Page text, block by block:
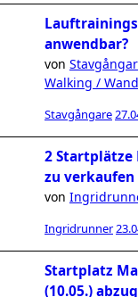
anwendbar?
von
Walking /
Stavgångare
2 Startplätze
zu verkaufen
von
Ingridrunner
Startplatz
(10.05.)